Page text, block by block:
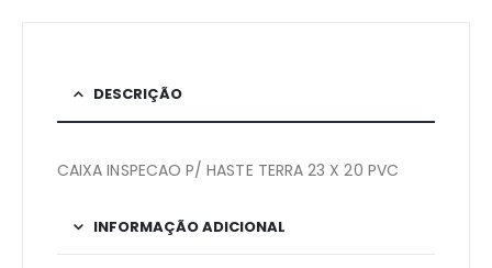
DESCRIÇÃO
CAIXA INSPECAO P/ HASTE TERRA 23 X 20 PVC
INFORMAÇÃO ADICIONAL